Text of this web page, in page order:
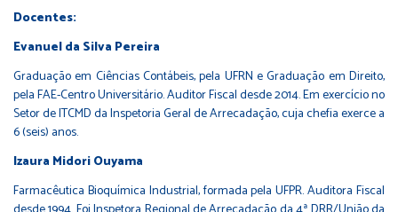
Docentes:
Evanuel da Silva Pereira
Graduação em Ciências Contábeis, pela UFRN e Graduação em Direito,
pela FAE-Centro Universitário. Auditor Fiscal desde 2014. Em exercício no
Setor de ITCMD da Inspetoria Geral de Arrecadação, cuja chefia exerce a
6 (seis) anos.
Izaura Midori Ouyama
Farmacêutica Bioquímica Industrial, formada pela UFPR. Auditora Fiscal